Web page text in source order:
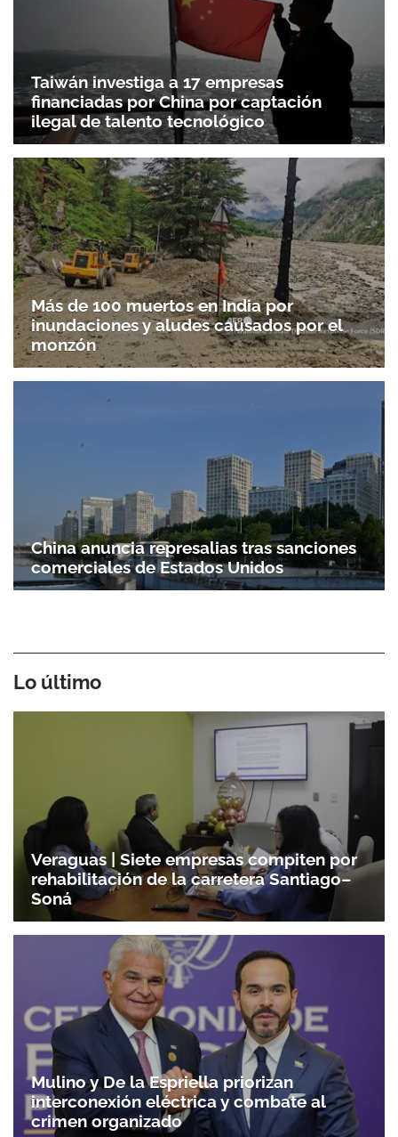
Taiwán investiga a 17 empresas
financiadas por China por captación
ilegal de talento tecnológico
Más de 100 muertos en India por
inundaciones y aludes causados por el
monzón
China anuncia represalias tras sanciones
comerciales de Estados Unidos
Lo último
Veraguas | Siete empresas compiten por
rehabilitación de la carretera Santiago–
Soná
Mulino y De la Espriella priorizan
interconexión eléctrica y combate al
crimen organizado